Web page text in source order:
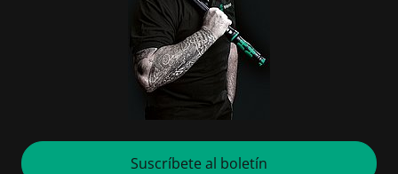
Suscríbete al boletín